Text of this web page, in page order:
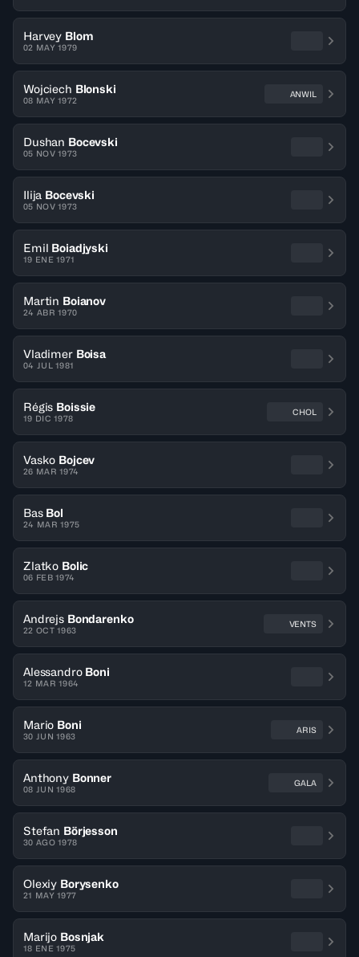
Harvey Blom
02 MAY 1979
Wojciech Blonski
08 MAY 1972
ANWIL
Dushan Bocevski
05 NOV 1973
Ilija Bocevski
05 NOV 1973
Emil Boiadjyski
19 ENE 1971
Martin Boianov
24 ABR 1970
Vladimer Boisa
04 JUL 1981
Régis Boissie
19 DIC 1978
CHOL
Vasko Bojcev
26 MAR 1974
Bas Bol
24 MAR 1975
Zlatko Bolic
06 FEB 1974
Andrejs Bondarenko
22 OCT 1963
VENTS
Alessandro Boni
12 MAR 1964
Mario Boni
30 JUN 1963
ARIS
Anthony Bonner
08 JUN 1968
GALA
Stefan Börjesson
30 AGO 1978
Olexiy Borysenko
21 MAY 1977
Marijo Bosnjak
18 ENE 1975